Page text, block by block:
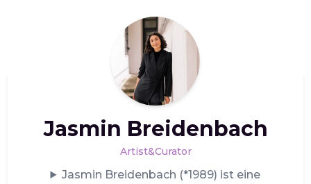
Jasmin Breidenbach
Artist&Curator
Jasmin Breidenbach (*1989) ist eine